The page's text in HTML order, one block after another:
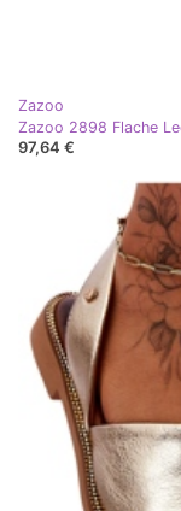
Zazoo
Zazoo 2898 Flache
97,64 €